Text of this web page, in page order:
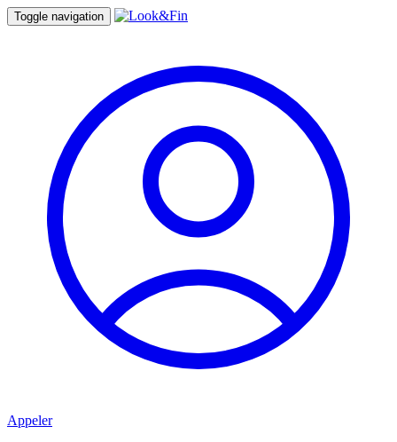
Toggle navigation
Appeler